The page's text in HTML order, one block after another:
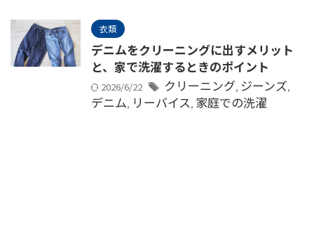
衣類
デニムをクリーニングに出すメリット
と、家で洗濯するときのポイント
2026/6/22 クリーニング, ジーンズ,
デニム, リーバイス, 家庭での洗濯